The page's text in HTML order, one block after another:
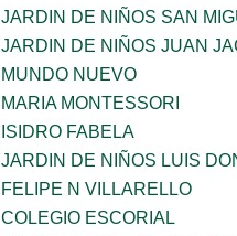
JARDIN DE NIÑOS SAN
JARDIN DE NIÑOS JUAN
MUNDO NUEVO
MARIA MONTESSORI
ISIDRO FABELA
JARDIN DE NIÑOS LUIS
FELIPE N VILLARELLO
COLEGIO ESCORIAL